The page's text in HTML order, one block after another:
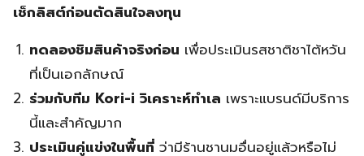
เช็กลิสต์ก่อนตัดสินใจลงทุน
ทดลองชิมสินค้าจริงก่อน เพื่อประเมินรสชาติชาไต้หวัน
ที่เป็นเอกลักษณ์
ร่วมกับทีม Kori-i วิเคราะห์ทำเล เพราะแบรนด์มีบริการ
นี้และสำคัญมาก
ประเมินคู่แข่งในพื้นที่ ว่ามีร้านชานมอื่นอยู่แล้วหรือไม่